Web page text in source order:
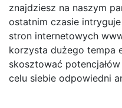
znajdziesz na naszym
ostatnim czasie
stron internetowych
korzysta dużego tempa
skosztować
celu siebie odpowiedni